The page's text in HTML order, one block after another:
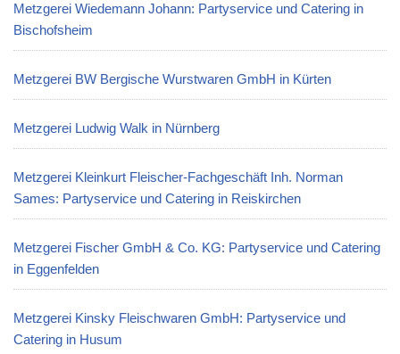
Metzgerei Wiedemann Johann: Partyservice und Catering in
Bischofsheim
Metzgerei BW Bergische Wurstwaren GmbH in Kürten
Metzgerei Ludwig Walk in Nürnberg
Metzgerei Kleinkurt Fleischer-Fachgeschäft Inh. Norman
Sames: Partyservice und Catering in Reiskirchen
Metzgerei Fischer GmbH & Co. KG: Partyservice und Catering
in Eggenfelden
Metzgerei Kinsky Fleischwaren GmbH: Partyservice und
Catering in Husum